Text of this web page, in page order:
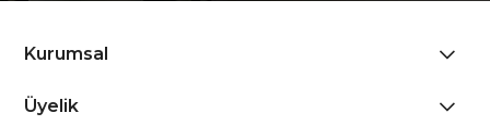
Kurumsal
Üyelik